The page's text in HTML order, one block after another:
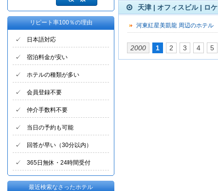
天津 | オフィスビル | ロ
河東紅星美凱龍 周辺のホテル
2000 1 2 3 4 5
リピート率100％の理由
✓ 日本語対応
✓ 宿泊料金が安い
✓ ホテルの種類が多い
✓ 会員登録不要
✓ 仲介手数料不要
✓ 当日の予約も可能
✓ 回答が早い（30分以内）
✓ 365日無休・24時間受付
最近検索なさったホテル